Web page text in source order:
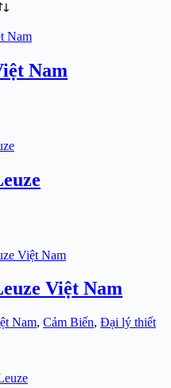
Nam
Việt Nam
Nam, Cảm Biến, Đại lý thiết